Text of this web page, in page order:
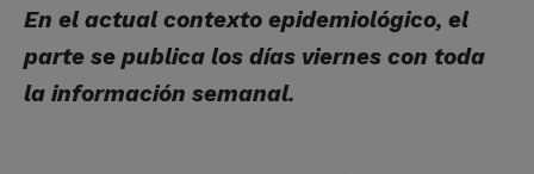
En el actual contexto epidemiológico, el
parte se publica los días viernes con toda
la información semanal.